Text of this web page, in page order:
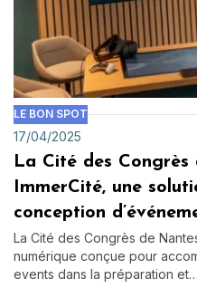
LE BON SPOT
17/04/2025
La Cité des
ImmerCité, une
conception
La Cité des Congrès de
numérique conçue pour
events dans la préparation et…